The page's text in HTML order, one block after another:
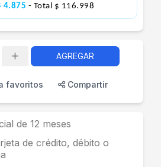
4.875 - Total $ 116.998
AGREGAR
favoritos Compartir
de 12 meses
de crédito, débito o